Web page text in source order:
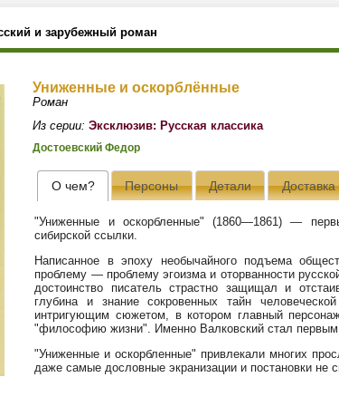
и зарубежный роман
Униженные и оскорблённые
Роман
Из серии: Эксклюзив: Русская классика
Достоевский Федор
О чем? Персоны Детали Доставка
"Униженные и оскорбленные" (1860—1861) —
сибирской ссылки.
Написанное в эпоху необычайного подъема
проблему — проблему эгоизма и оторванности
достоинство писатель страстно защищал и
глубина и знание сокровенных тайн
интригующим сюжетом, в котором главный
"философию жизни". Именно Валковский стал первым
"Униженные и оскорбленные" привлекали многих
даже самые дословные экранизации и постановки не